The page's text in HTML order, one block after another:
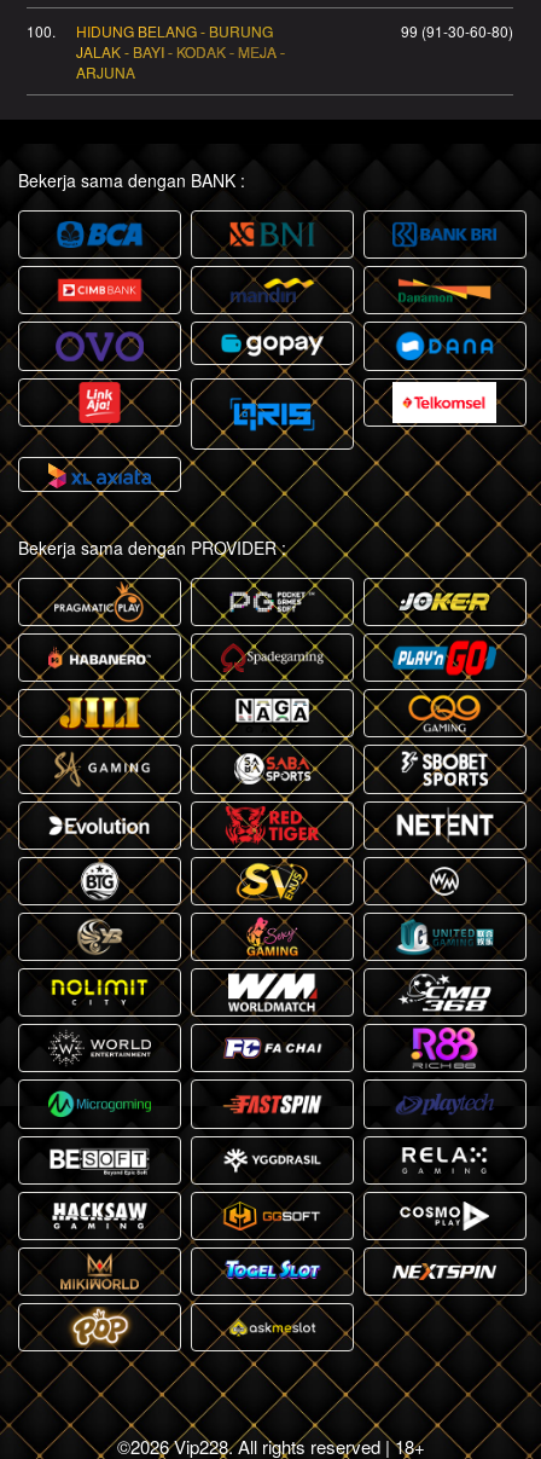
100.
HIDUNG BELANG - BURUNG
JALAK - BAYI - KODAK - MEJA -
ARJUNA
99 (91-30-60-80)
Bekerja sama dengan BANK :
Bekerja sama dengan PROVIDER :
©2026 Vip228. All rights reserved | 18+